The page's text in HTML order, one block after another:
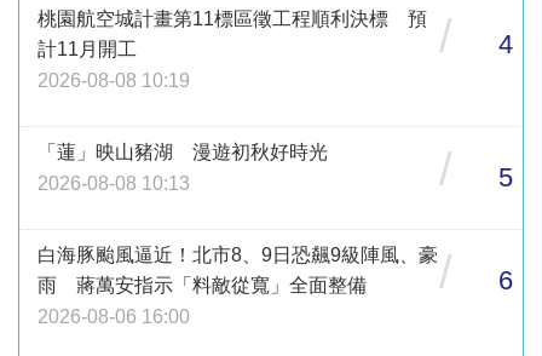
桃園航空城計畫第11標區徵工程順利決標 預
計11月開工
2026-08-08 10:19
/ 4
「蓮」映山豬湖 漫遊初秋好時光
2026-08-08 10:13
/ 5
白海豚颱風逼近！北市8、9日恐飆9級陣風、豪
雨 蔣萬安指示「料敵從寬」全面整備
2026-08-06 16:00
/ 6